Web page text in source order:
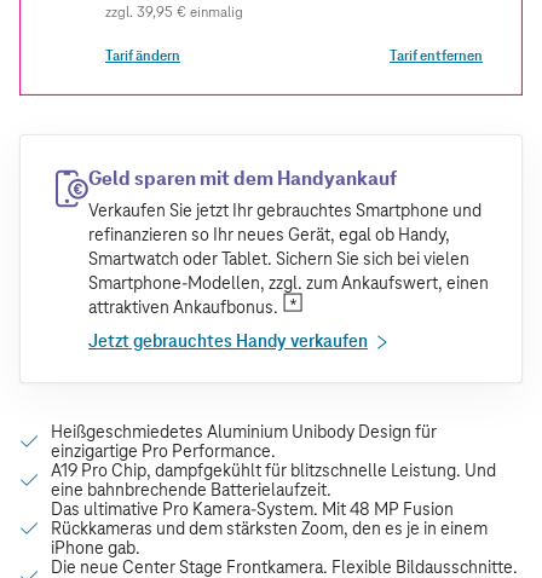
zzgl. 39,95 € einmalig
Tarif ändern Tarif entfernen
Geld sparen mit dem Handyankauf
Verkaufen Sie jetzt Ihr gebrauchtes Smartphone und
refinanzieren so Ihr neues Gerät, egal ob Handy,
Smartwatch oder Tablet. Sichern Sie sich bei vielen
Smartphone-Modellen, zzgl. zum Ankaufswert, einen
attraktiven Ankaufbonus.
Jetzt gebrauchtes Handy verkaufen